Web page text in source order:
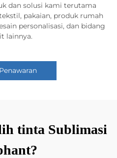
dan solusi kami terutama
pakaian, produk rumah
personalisasi, dan bidang
lainnya.
tinta Sublimasi